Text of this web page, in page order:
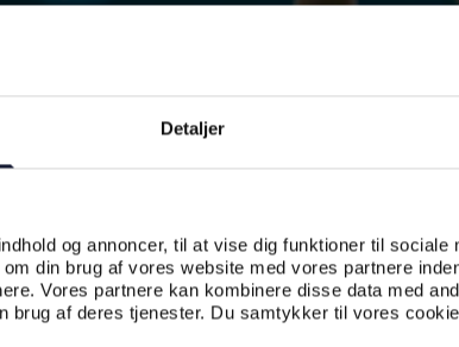
Detaljer
og annoncer, til at vise dig funktioner til sociale
din brug af vores website med vores partnere
Vores partnere kan kombinere disse data med
brug af deres tjenester. Du samtykker til vores